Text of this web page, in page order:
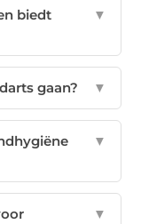
biedt
▼
gaan? ▼
▼
▼